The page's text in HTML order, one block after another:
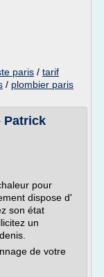
paris / tarif
/ plombier paris
Patrick
pour
dispose d'
son état
un
de votre